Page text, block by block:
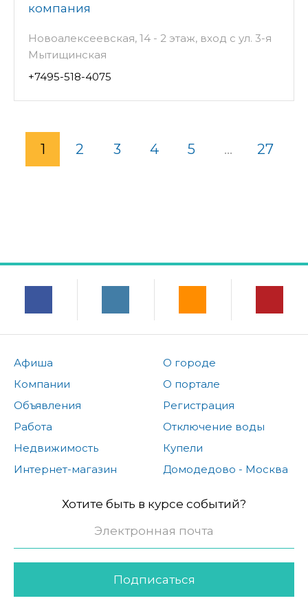
компания
Новоалексеевская, 14 - 2 этаж, вход с ул. 3-я
Мытищинская
+7495-518-4075
1 2 3 4 5 ... 27
Афиша
Компании
Объявления
Работа
Недвижимость
Интернет-магазин
О городе
О портале
Регистрация
Отключение воды
Купели
Домодедово - Москва
Хотите быть в курсе событий?
Подписаться